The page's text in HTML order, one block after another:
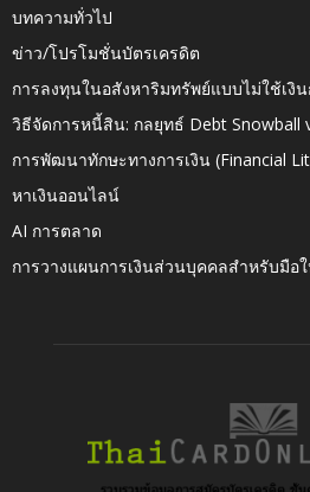
บทความทั่วไป
ข่าว/โปรโมชั่นบัตรเครดิต
การลงทุนในอสังหาริมทรัพย์แบบไม่ใช้เงิ
วิธีจัดการหนี้สิน: กลยุทธ์ Debt Snowball
การพัฒนาทักษะทางการเงิน (Financial
หาเงินออนไลน์
AI การตลาด
การวางแผนการเงินส่วนบุคคลสำหรับมือ